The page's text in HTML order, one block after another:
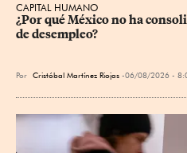
CAPITAL HUMANO
¿Por qué México no ha
de desempleo?
Por Cristóbal Martínez Riojas 06/08/2026 -